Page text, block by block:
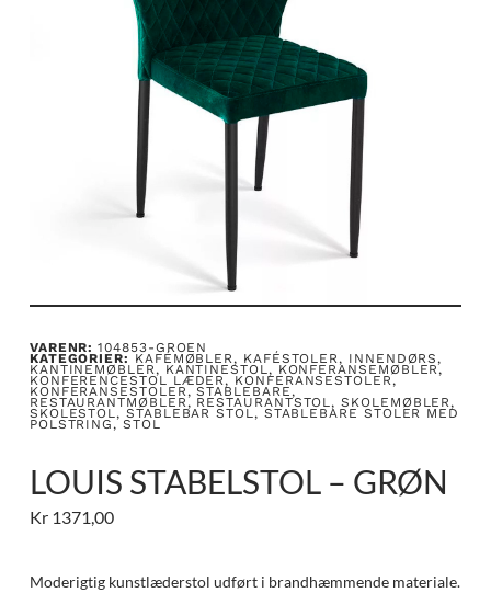
VARENR:104853-GROEN
KATEGORIER: KAFÉMØBLER, KAFÉSTOLER, INNENDØRS,
KANTINEMØBLER, KANTINESTOL, KONFERANSEMØBLER,
KONFERENCESTOL LÆDER, KONFERANSESTOLER,
KONFERANSESTOLER, STABLEBARE,
RESTAURANTMØBLER, RESTAURANTSTOL,SKOLEMØBLER,
SKOLESTOL, STABLEBAR STOL, STABLEBARE STOLER MED
POLSTRING, STOL
LOUIS STABELSTOL – GRØN
Kr1371,00
Moderigtig kunstlæderstol udført i brandhæmmende materiale.